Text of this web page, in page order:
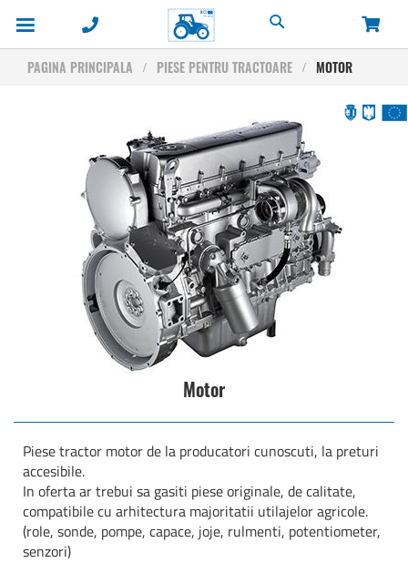
Cautare
PAGINA PRINCIPALA PIESE PENTRU TRACTOARE MOTOR
Motor
Piese tractor motor de la producatori cunoscuti, la preturi
accesibile.
In oferta ar trebui sa gasiti piese originale, de calitate,
compatibile cu arhitectura majoritatii utilajelor agricole.
(role, sonde, pompe, capace, joje, rulmenti, potentiometer,
senzori)